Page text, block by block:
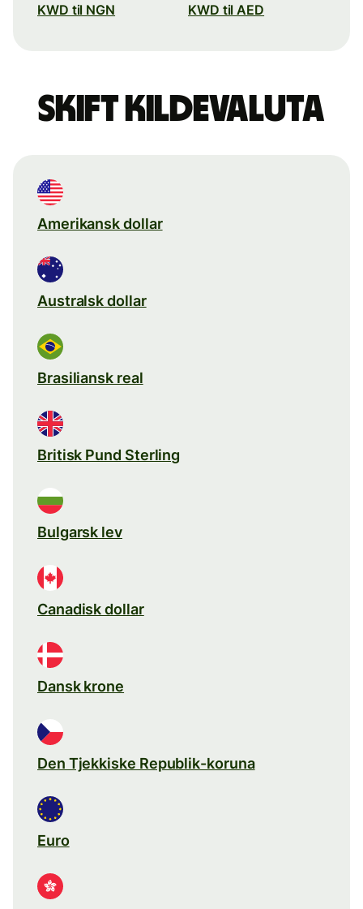
KWD til NGN KWD til AED
Skift kildevaluta
Amerikansk dollar
Australsk dollar
Brasiliansk real
Britisk Pund Sterling
Bulgarsk lev
Canadisk dollar
Dansk krone
Den Tjekkiske Republik-koruna
Euro